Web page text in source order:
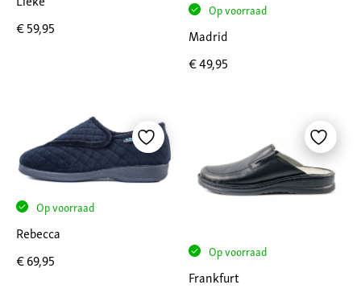
€59,95
Op voorraad
Madrid
€49,95
Op voorraad
Rebecca
€69,95 Op voorraad
Frankfurt